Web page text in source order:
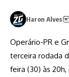
Haron Alves
Operário-PR e
terceira rodada
feira (30) às